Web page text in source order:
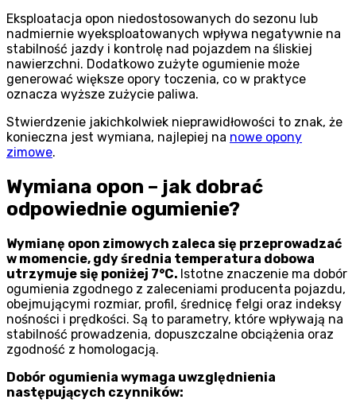
Eksploatacja opon niedostosowanych do sezonu lub
nadmiernie wyeksploatowanych wpływa negatywnie na
stabilność jazdy i kontrolę nad pojazdem na śliskiej
nawierzchni. Dodatkowo zużyte ogumienie może
generować większe opory toczenia, co w praktyce
oznacza wyższe zużycie paliwa.
Stwierdzenie jakichkolwiek nieprawidłowości to znak, że
konieczna jest wymiana, najlepiej na nowe opony
zimowe.
Wymiana opon – jak dobrać
odpowiednie ogumienie?
Wymianę opon zimowych zaleca się przeprowadzać
w momencie, gdy średnia temperatura dobowa
utrzymuje się poniżej 7°C. Istotne znaczenie ma dobór
ogumienia zgodnego z zaleceniami producenta pojazdu,
obejmującymi rozmiar, profil, średnicę felgi oraz indeksy
nośności i prędkości. Są to parametry, które wpływają na
stabilność prowadzenia, dopuszczalne obciążenia oraz
zgodność z homologacją.
Dobór ogumienia wymaga uwzględnienia
następujących czynników: